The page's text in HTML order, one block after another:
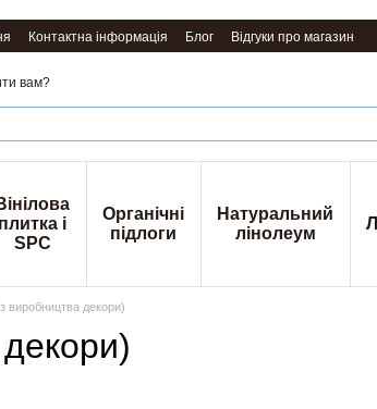
Контактна інформація Блог Відгуки про магазин
вам?
плитка і
SPC
Органічні
підлоги
Натуральний
лінолеум
виробництва декори)